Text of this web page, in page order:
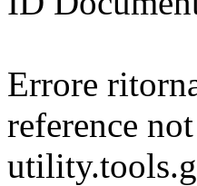
Errore
reference